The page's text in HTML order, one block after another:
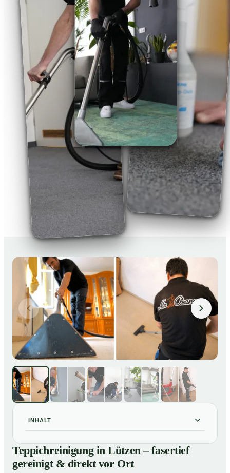
INHALT
01Teppichreinigung in Lützen – fasertief gereinigt & direkt
vor Ort
Teppichreinigung in Lützen – fasertief
gereinigt & direkt vor Ort